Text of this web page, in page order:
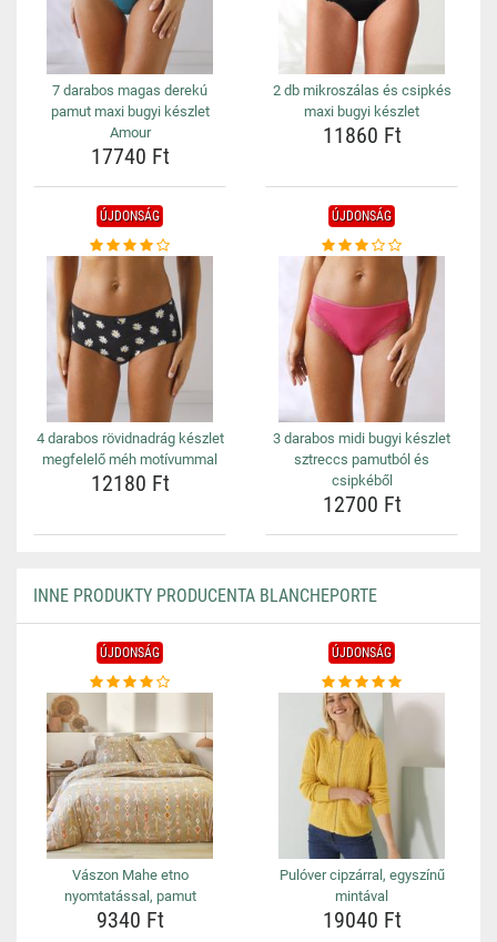
7 darabos magas derekú
pamut maxi bugyi készlet
Amour
17740 Ft
2 db mikroszálas és csipkés
maxi bugyi készlet
11860 Ft
ÚJDONSÁG
4 darabos rövidnadrág készlet
megfelelő méh motívummal
12180 Ft
ÚJDONSÁG
3 darabos midi bugyi készlet
sztreccs pamutból és
csipkéből
12700 Ft
INNE PRODUKTY PRODUCENTA BLANCHEPORTE
ÚJDONSÁG
Vászon Mahe etno
nyomtatással, pamut
9340 Ft
ÚJDONSÁG
Pulóver cipzárral, egyszínű
mintával
19040 Ft